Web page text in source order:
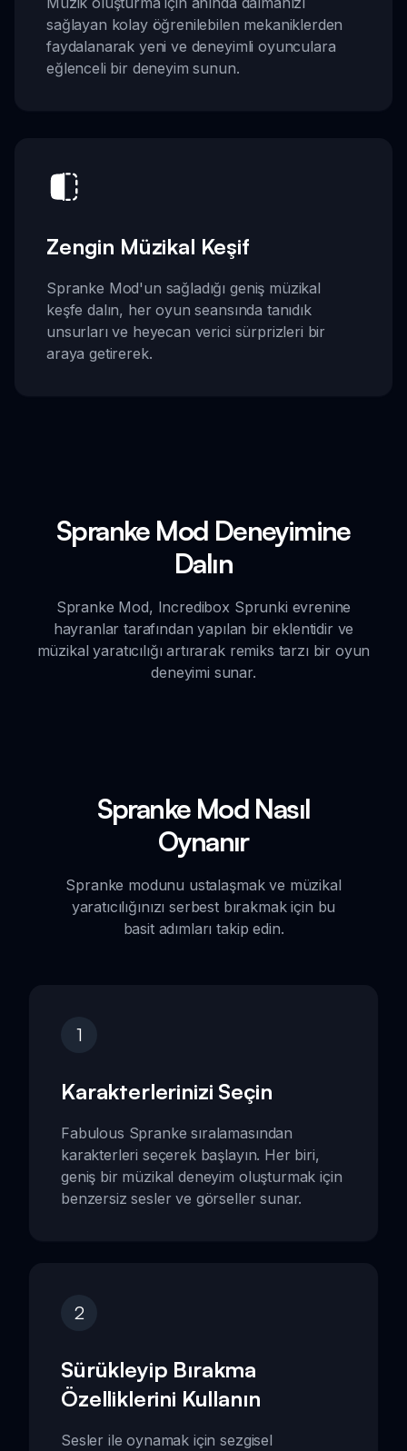
sağlayan kolay öğrenilebilen mekaniklerden
faydalanarak yeni ve deneyimli oyunculara
eğlenceli bir deneyim sunun.
Zengin Müzikal Keşif
Spranke Mod'un sağladığı geniş müzikal
keşfe dalın, her oyun seansında tanıdık
unsurları ve heyecan verici sürprizleri bir
araya getirerek.
Spranke Mod Deneyimine
Dalın
Spranke Mod, Incredibox Sprunki evrenine
hayranlar tarafından yapılan bir eklentidir ve
müzikal yaratıcılığı artırarak remiks tarzı bir oyun
deneyimi sunar.
Spranke Mod Nasıl
Oynanır
Spranke modunu ustalaşmak ve müzikal
yaratıcılığınızı serbest bırakmak için bu
basit adımları takip edin.
1
Karakterlerinizi Seçin
Fabulous Spranke sıralamasından
karakterleri seçerek başlayın. Her biri,
geniş bir müzikal deneyim oluşturmak için
benzersiz sesler ve görseller sunar.
2
Sürükleyip Bırakma
Özelliklerini Kullanın
Sesler ile oynamak için sezgisel